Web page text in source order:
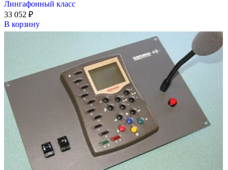
Лингафонный класс
33 052 ₽
В корзину